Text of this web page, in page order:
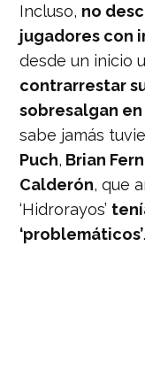
Incluso, no
jugadores con
desde un inicio
contrarrestar
sobresalgan
sabe jamás
Puch, Brian
Calderón, que
‘Hidrorayos’
‘problemáticos’.